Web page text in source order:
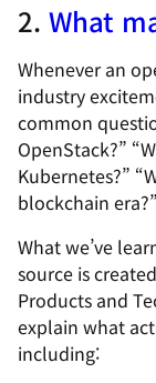
2. What
Whenever an
industry
common
OpenStack?”
Kubernetes?”
blockchain
What we’ve
source is
Products and
explain what
including: